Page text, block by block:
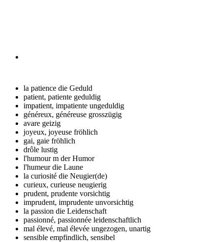
la patience die Geduld
patient, patiente geduldig
impatient, impatiente ungeduldig
généreux, généreuse grosszügig
avare geizig
joyeux, joyeuse fröhlich
gai, gaie fröhlich
drôle lustig
l'humour m der Humor
l'humeurdie Laune
la curiosité die Neugier(de)
curieux, curieuse neugierig
prudent, prudente vorsichtig
imprudent, imprudente unvorsichtig
la passion die Leidenschaft
passionné, passionnée leidenschaftlich
mal élevé, mal élevée ungezogen, unartig
sensible empfindlich, sensibel